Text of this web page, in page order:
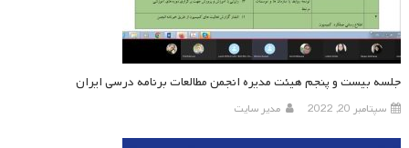
جلسه بیست و پنجم هیئت مدیره انجمن مطالعات برنامه درسی ایران
سپتامبر 20, 2022 مدیر سایت